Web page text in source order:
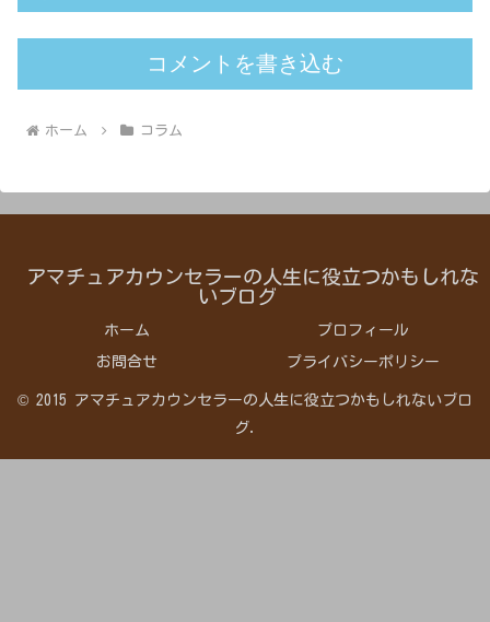
コメントを書き込む
ホーム コラム
アマチュアカウンセラーの人生に役立つかもしれな
いブログ
ホーム プロフィール
お問合せ プライバシーポリシー
© 2015 アマチュアカウンセラーの人生に役立つかもしれないブロ
グ.